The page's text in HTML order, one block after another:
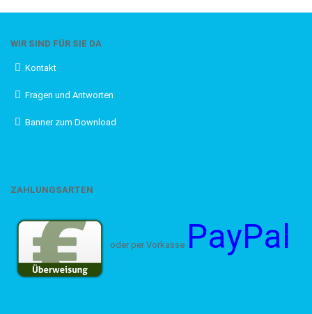
WIR SIND FÜR SIE DA
Kontakt
Fragen und Antworten
Banner zum Download
ZAHLUNGSARTEN
oder per Vorkasse PayPal